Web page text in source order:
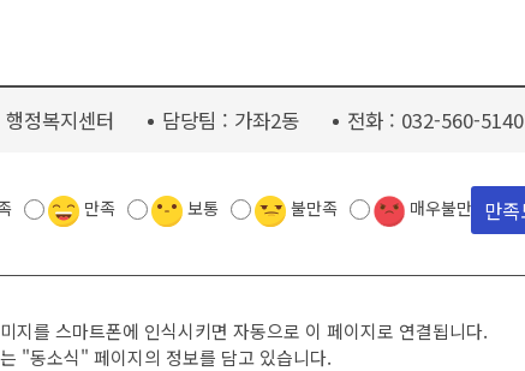
행정복지센터 담당팀 : 가좌2동 전화 : 032-560-5140
만족 보통 불만족 매우불만족
지를 스마트폰에 인식시키면 자동으로 이 페이지로 연결됩니다.
"동소식" 페이지의 정보를 담고 있습니다.